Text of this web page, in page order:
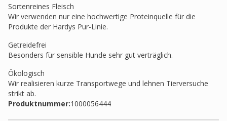
Sortenreines Fleisch
Wir verwenden nur eine hochwertige Proteinquelle für die
Produkte der Hardys Pur-Linie.
Getreidefrei
Besonders für sensible Hunde sehr gut verträglich.
Ökologisch
Wir realisieren kurze Transportwege und lehnen Tierversuche
strikt ab.
Produktnummer:1000056444